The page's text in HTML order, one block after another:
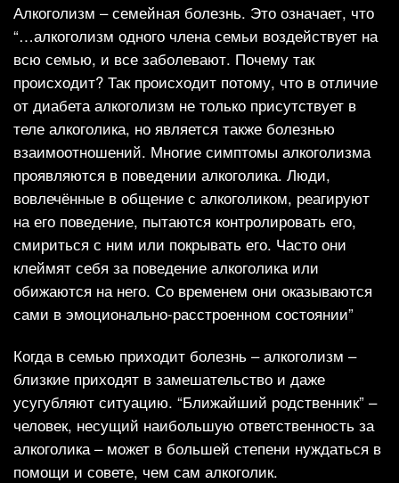
Алкоголизм – семейная болезнь. Это означает, что
“…алкоголизм одного члена семьи воздействует на
всю семью, и все заболевают. Почему так
происходит? Так происходит потому, что в отличие
от диабета алкоголизм не только присутствует в
теле алкоголика, но является также болезнью
взаимоотношений. Многие симптомы алкоголизма
проявляются в поведении алкоголика. Люди,
вовлечённые в общение с алкоголиком, реагируют
на его поведение, пытаются контролировать его,
смириться с ним или покрывать его. Часто они
клеймят себя за поведение алкоголика или
обижаются на него. Со временем они оказываются
сами в эмоционально-расстроенном состоянии”
Когда в семью приходит болезнь – алкоголизм –
близкие приходят в замешательство и даже
усугубляют ситуацию. “Ближайший родственник” –
человек, несущий наибольшую ответственность за
алкоголика – может в большей степени нуждаться в
помощи и совете, чем сам алкоголик.